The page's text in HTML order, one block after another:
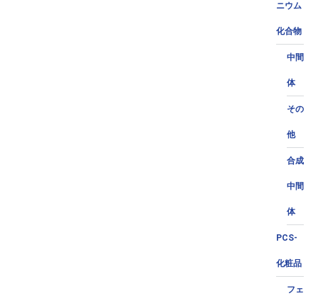
ニウム
化合物
中間
体
その
他
合成
中間
体
PCS-
化粧品
フェ